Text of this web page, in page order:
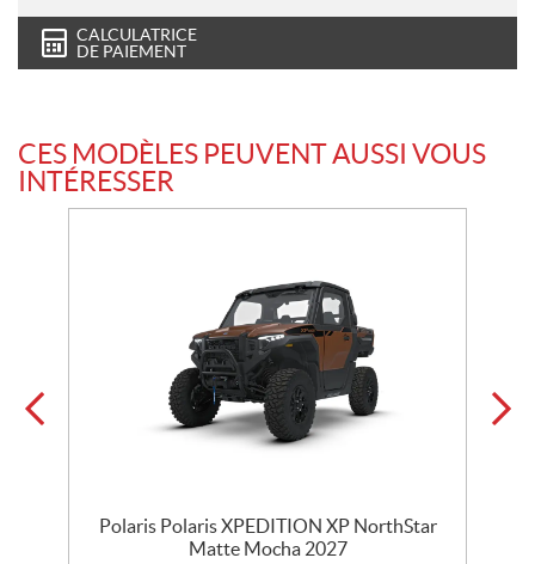
CALCULATRICE
DE PAIEMENT
CES MODÈLES PEUVENT AUSSI VOUS
INTÉRESSER
Polaris Polaris XPEDITION XP NorthStar
Matte Mocha 2027